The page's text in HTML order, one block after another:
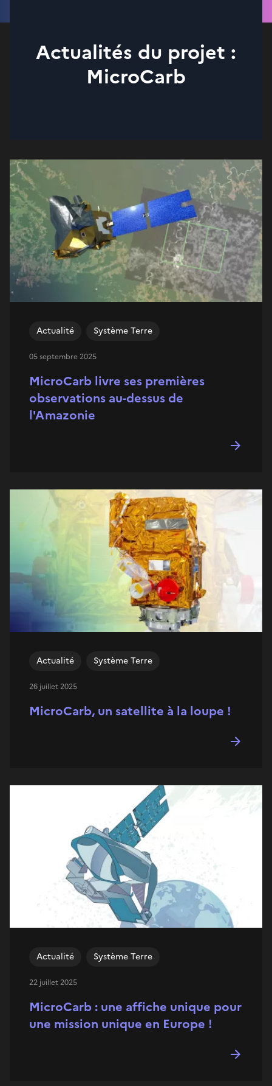
Actualités du projet :
MicroCarb
MicroCarb livre ses premières
observations au-dessus de
l'Amazonie
Actualité Système Terre
05 septembre 2025
MicroCarb, un satellite à la loupe !
Actualité Système Terre
26 juillet 2025
MicroCarb : une affiche unique pour
une mission unique en Europe !
Actualité Système Terre
22 juillet 2025